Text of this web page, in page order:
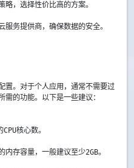
，选择性价比高的方案。
服务提供商，确保数据的安全。
置。对于个人应用，通常不需要过
的功能。以下是一些建议：
核心数。
存容量，一般建议至少2GB。